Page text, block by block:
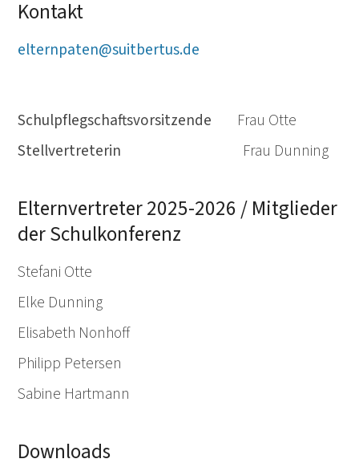
Kontakt
elternpaten@suitbertus.de
Schulpflegschaftsvorsitzende Frau Otte
Stellvertreterin Frau Dunning
Elternvertreter 2025-2026 / Mitglieder
der Schulkonferenz
Stefani Otte
Elke Dunning
Elisabeth Nonhoff
Philipp Petersen
Sabine Hartmann
Downloads